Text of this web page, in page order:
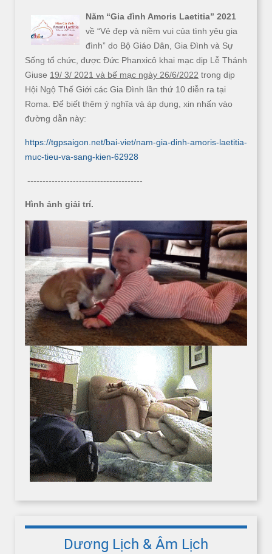
Năm “Gia đình Amoris Laetitia” 2021
về “Vẻ đẹp và niềm vui của tình yêu gia
đình” do Bộ Giáo Dân, Gia Đình và Sự
Sống tổ chức, được Đức Phanxicô khai mạc dịp Lễ Thánh
Giuse 19/ 3/ 2021 và bế mạc ngày 26/6/2022 trong dịp
Hội Ngộ Thế Giới các Gia Đình lần thứ 10 diễn ra tại
Roma. Để biết thêm ý nghĩa và áp dụng, xin nhấn vào
đường dẫn này:
https://tgpsaigon.net/bai-viet/nam-gia-dinh-amoris-laetitia-
muc-tieu-va-sang-kien-62928
--------------------------------------
Hình ảnh giải trí.
Dương Lịch & Âm Lịch